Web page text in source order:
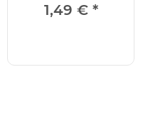
1,49 € *